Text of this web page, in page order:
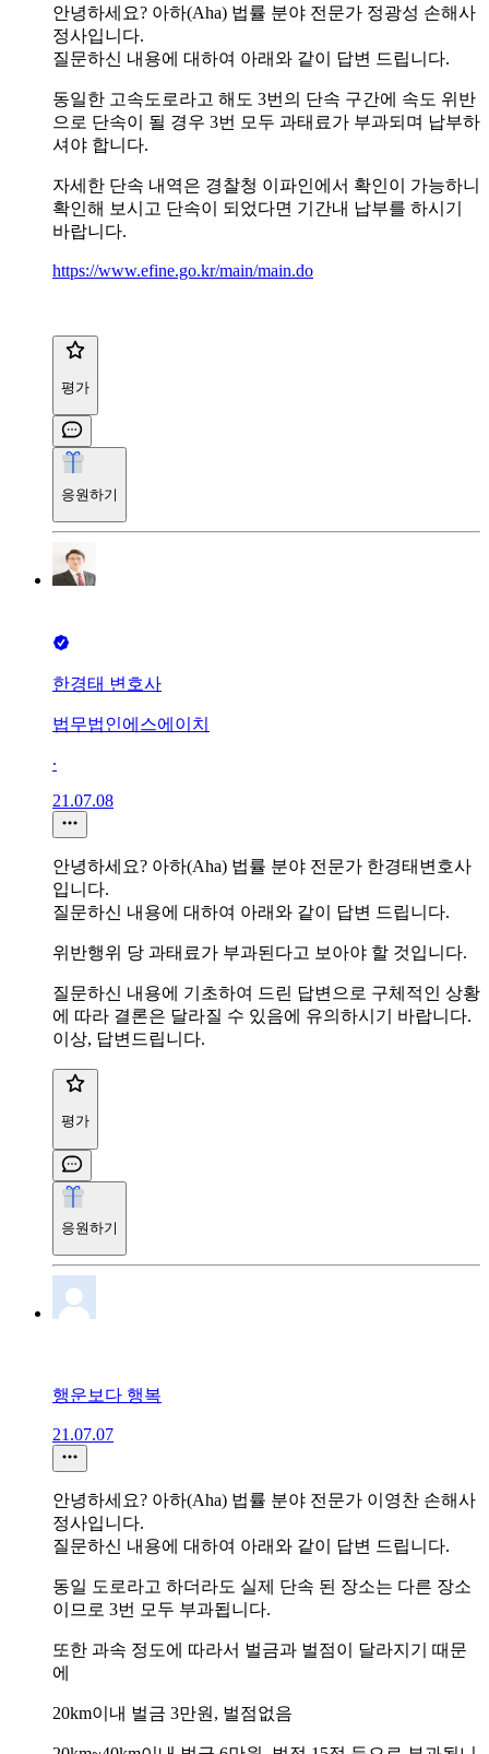
안녕하세요? 아하(Aha) 법률 분야 전문가 정광성 손해사
정사입니다.
질문하신 내용에 대하여 아래와 같이 답변 드립니다.
동일한 고속도로라고 해도 3번의 단속 구간에 속도 위반
으로 단속이 될 경우 3번 모두 과태료가 부과되며 납부하
셔야 합니다.
자세한 단속 내역은 경찰청 이파인에서 확인이 가능하니
확인해 보시고 단속이 되었다면 기간내 납부를 하시기
바랍니다.
https://www.efine.go.kr/main/main.do
평가
응원하기
한경태 변호사
법무법인에스에이치
∙
21.07.08
안녕하세요? 아하(Aha) 법률 분야 전문가 한경태변호사
입니다.
질문하신 내용에 대하여 아래와 같이 답변 드립니다.
위반행위 당 과태료가 부과된다고 보아야 할 것입니다.
질문하신 내용에 기초하여 드린 답변으로 구체적인 상황
에 따라 결론은 달라질 수 있음에 유의하시기 바랍니다.
이상, 답변드립니다.
평가
응원하기
행운보다 행복
21.07.07
안녕하세요? 아하(Aha) 법률 분야 전문가 이영찬 손해사
정사입니다.
질문하신 내용에 대하여 아래와 같이 답변 드립니다.
동일 도로라고 하더라도 실제 단속 된 장소는 다른 장소
이므로 3번 모두 부과됩니다.
또한 과속 정도에 따라서 벌금과 벌점이 달라지기 때문
에
20km이내 벌금 3만원, 벌점없음